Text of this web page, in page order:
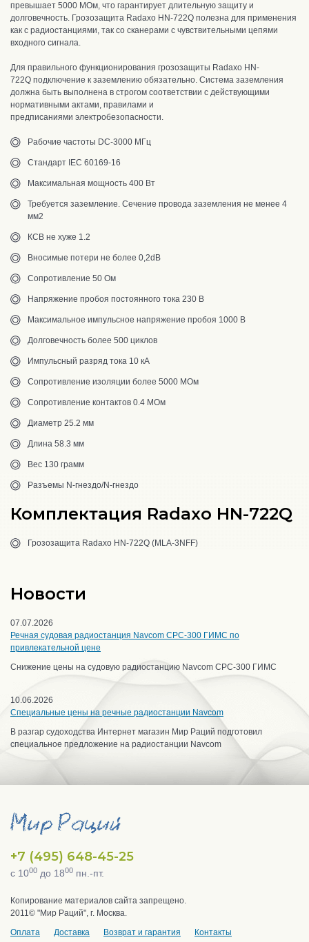
превышает 5000 МОм, что гарантирует длительную защиту и
долговечность. Грозозащита Radaxo HN-722Q полезна для применения
как с радиостанциями, так со сканерами с чувствительными цепями
входного сигнала.
Для правильного функционирования грозозащиты Radaxo HN-
722Q подключение к заземлению обязательно. Система заземления
должна быть выполнена в строгом соответствии с действующими
нормативными актами, правилами и
предписаниями электробезопасности.
Рабочие частоты DC-3000 МГц
Стандарт IEC 60169-16
Максимальная мощность 400 Вт
Требуется заземление. Сечение провода заземления не менее 4
мм2
КСВ не хуже 1.2
Вносимые потери не более 0,2dB
Сопротивление 50 Ом
Напряжение пробоя постоянного тока 230 В
Максимальное импульсное напряжение пробоя 1000 В
Долговечность более 500 циклов
Импульсный разряд тока 10 кА
Сопротивление изоляции более 5000 МОм
Сопротивление контактов 0.4 МОм
Диаметр 25.2 мм
Длина 58.3 мм
Вес 130 грамм
Разъемы N-гнездо/N-гнездо
Комплектация Radaxo HN-722Q
Грозозащита Radaxo HN-722Q (MLA-3NFF)
Новости
07.07.2026
Речная судовая радиостанция Navcom CPC-300 ГИМС по
привлекательной цене
Снижение цены на судовую радиостанцию Navcom CPC-300 ГИМС
10.06.2026
Специальные цены на речные радиостанции Navcom
В разгар судоходства Интернет магазин Мир Раций подготовил
специальное предложение на радиостанции Navcom
+7 (495) 648-45-25
с 1000 до 1800 пн.-пт.
Копирование материалов сайта запрещено.
2011© "Мир Раций", г. Москва.
Оплата
Доставка Возврат и гарантия Контакты